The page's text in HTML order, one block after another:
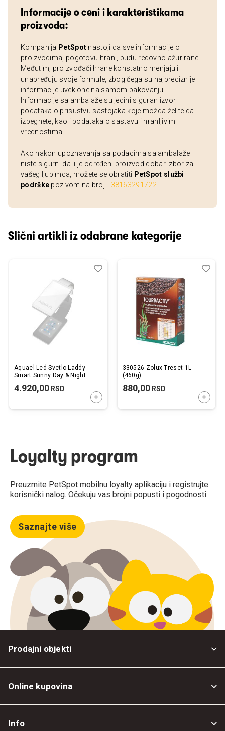
Informacije o ceni i karakteristikama
proizvoda:
Kompanija PetSpot nastoji da sve informacije o
proizvodima, pogotovu hrani, budu redovno ažurirane.
Međutim, proizvođači hrane konstatno menjaju i
unapređuju svoje formule, zbog čega su najpreciznije
informacije uvek one na samom pakovanju.
Informacije sa ambalaže su jedini siguran izvor
podataka o prisustvu sastojaka koje možda želite da
izbegnete, kao i podataka o sastavu i hranljivim
vrednostima.
Ako nakon upoznavanja sa podacima sa ambalaže
niste sigurni da li je određeni proizvod dobar izbor za
vašeg ljubimca, možete se obratiti PetSpot službi
podrške pozivom na broj+38163291722
Slični artikli iz odabrane kategorije
Aquael Led Svetlo Laddy
Smart Sunny Day & Night
4.920,00 RSD
DODAJTE U KORPU
Dodaj
Uporedi
330526 Zolux Treset 1L
(460g)
880,00RSD
Loyalty program
Preuzmite PetSpot mobilnu loyalty aplikaciju i registrujte
korisnički nalog. Očekuju vas brojni popusti i pogodnosti.
Saznajte više
Prodajni objekti
Online kupovina
Info